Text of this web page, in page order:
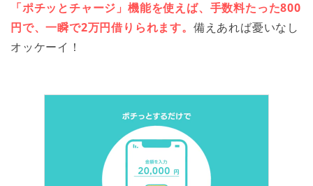
「ポチッとチャージ」機能を使えば、 手数料たった800
円で、一瞬で2万円借りられます。 備えあれば憂いなし
オッケーイ！